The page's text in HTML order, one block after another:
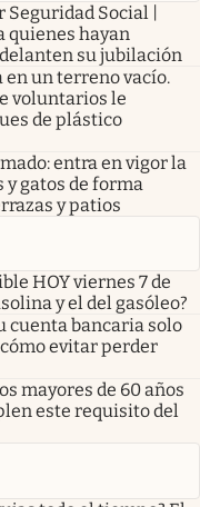
Seguridad Social |
quienes hayan
su jubilación
en un terreno vacío.
voluntarios le
de plástico
entra en vigor la
gatos de forma
y patios
HOY viernes 7 de
y el del gasóleo?
cuenta bancaria solo
evitar perder
mayores de 60 años
este requisito del